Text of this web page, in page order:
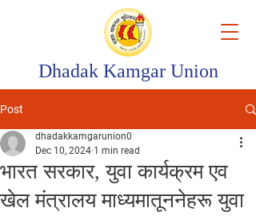
Dhadak Kamgar Union
Post
भारत सरकार, युवा कार्यक्रम एव
खेल मंत्रालय माध्यमातूननेहरू युवा
dhadakkamgarunion0
Dec 10, 2024 1 min read